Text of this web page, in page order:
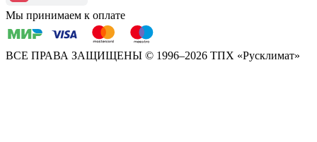
Мы принимаем к оплате
ВСЕ ПРАВА ЗАЩИЩЕНЫ © 1996–2026 ТПХ «Русклимат»